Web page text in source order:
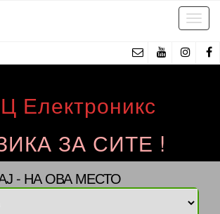
Електроникс
ЗА СИТЕ !
- НА ОВА МЕСТО